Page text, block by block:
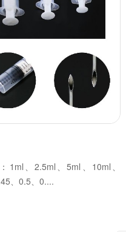
、2.5ml、5ml、10ml、
、0.5、0....